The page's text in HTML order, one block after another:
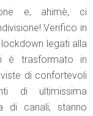
e, ahimè, ci
Verifico in
legati alla
è trasformato in
di confortevoli
di ultimissima
di canali, stanno